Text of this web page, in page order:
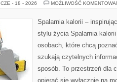
CZE - 18 - 2026 MOŻLIWOŚĆ
Spalarnia kalorii –
stylu życia Spalarnia
osobach, które chcą
szukają czytelnych
sposób. To przestrzeń dla
opierać się wyłącznie na